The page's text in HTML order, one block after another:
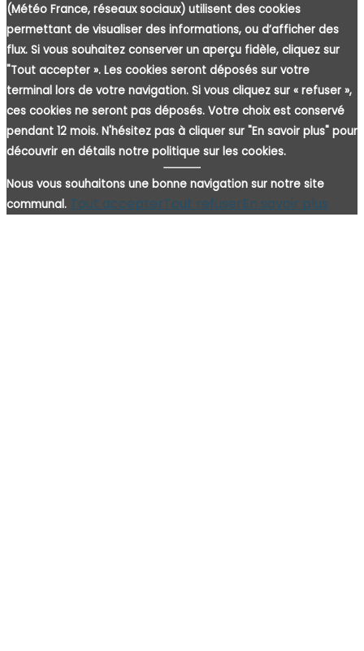
(Météo France, réseaux sociaux) utilisent des cookies
permettant de visualiser des informations, ou d’afficher des
flux. Si vous souhaitez conserver un aperçu fidèle, cliquez sur
"Tout accepter ». Les cookies seront déposés sur votre
terminal lors de votre navigation. Si vous cliquez sur « refuser »,
ces cookies ne seront pas déposés. Votre choix est conservé
pendant 12 mois. N'hésitez pas à cliquer sur "En savoir plus" pour
découvrir en détails notre politique sur les cookies.
Nous vous souhaitons une bonne navigation sur notre site
communal. Tout accepterTout refuserEn savoir plus